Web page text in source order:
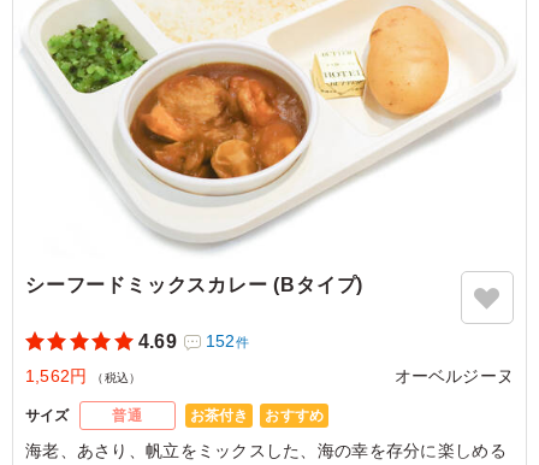
ブケース(化粧箱)」をご参照ください。各商品共通のケースと
なります。
5.0 宗教法人 密蔵院
今回は中辛を選択しました。 辛さとしては某チェーン店
の3・4辛ぐらいと想定いたします。 初めは甘く、後を引
く辛さ、絶妙です。 そして、そのままのジャガイモ。バ
ターを付けて食べると良い箸休めになります。 リピート
いたします。
埼玉県川口市安行原 2025/02/06
シーフードミックスカレー (Bタイプ)
4.69 152件
1,562円 （税込） オーベルジーヌ
サイズ 普通 お茶付き おすすめ
海老、あさり、帆立をミックスした、海の幸を存分に楽しめる